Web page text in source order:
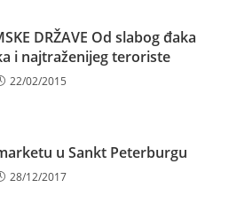
DRŽAVE Od slabog đaka
i najtraženijeg teroriste
22/02/2015
u Sankt Peterburgu
28/12/2017